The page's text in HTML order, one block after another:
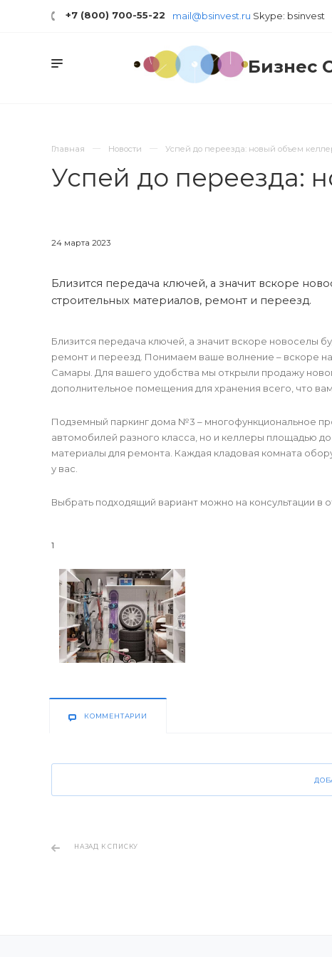
+7 (800) 700-55-22 mail@bsinvest.ru Skype: bsinvest
Бизнес
Главная Новости Успей до переезда: новый объем
Успей до переезда:
24 марта 2023
Близится передача ключей, а значит вскоре
строительных материалов, ремонт и переезд.
Близится передача ключей, а значит вскоре новоселы
ремонт и переезд. Понимаем ваше волнение – вскоре
Самары. Для вашего удобства мы открыли продажу
дополнительное помещения для хранения всего, что
Подземный паркинг дома №3 – многофункциональное
автомобилей разного класса, но и келлеры площадью
материалы для ремонта. Каждая кладовая комната
у вас.
Выбрать подходящий вариант можно на консультации в
1
КОММЕНТАРИИ
НАЗАД К СПИСКУ